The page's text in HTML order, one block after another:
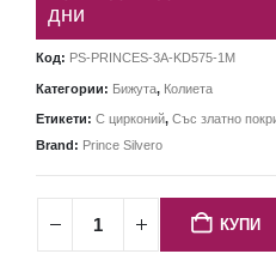
дни
Код: PS-PRINCES-3A-KD575-1M
Категории: Бижута, Колиета
Етикети: С цирконий, Със златно
Brand: Prince Silvero
КУПИ